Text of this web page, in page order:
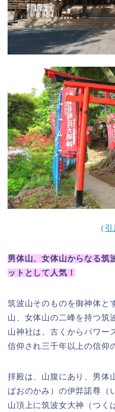
（ 引
男体山、女体山からなる筑
ットとして人気！
筑波山そのものを御神体と
山、女体山の二峰を持つ筑
山神社は、古くからパワー
信仰され三千年以上の信仰
拝殿は、山腹にあり、男体
ばおのかみ）の伊弉諾尊（
山頂上に筑波女大神（つく